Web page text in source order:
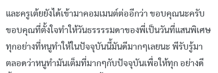
และครูเต้ยยังได้เข้ามาคอมเมนต์ต่ออีกว่า ขอบคุณนะครับ
ขอบคุณที่ตั้งใจทำให้วันธรรรรมดาของพี่เป็นวันที่แสนพิเศษ
ทุกอย่างที่หนูทำให้ในปัจจุบันนี้มันดีมากๆเลยนะ พีรับรู้มา
ตลอดว่าหนูทำมันเต็มที่มากๆกับปัจจุบันเพื่อให้ทุก อย่างดี